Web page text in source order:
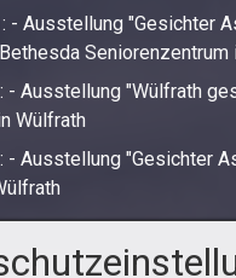
- Ausstellung "Gesichter
Seniorenzentrum
"Wülfrath
Wülfrath
"Gesichter